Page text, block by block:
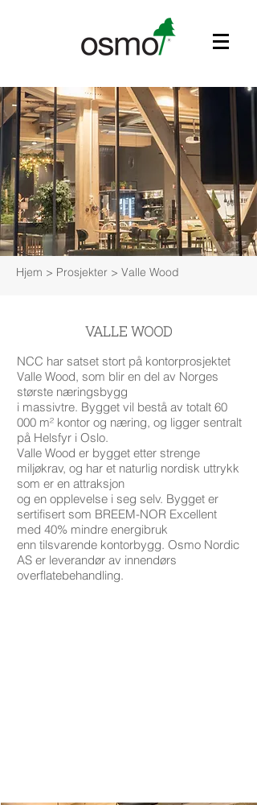
Hjem > Prosjekter > Valle Wood
VALLE WOOD
NCC har satset stort på kontorprosjektet
Valle Wood, som blir en del av Norges
største næringsbygg
i massivtre. Bygget vil bestå av totalt 60
000 m² kontor og næring, og ligger sentralt
på Helsfyr i Oslo.
Valle Wood er bygget etter strenge
miljøkrav, og har et naturlig nordisk uttrykk
som er en attraksjon
og en opplevelse i seg selv. Bygget er
sertifisert som BREEM-NOR Excellent
med 40% mindre energibruk
enn tilsvarende kontorbygg. Osmo Nordic
AS er leverandør av innendørs
overflatebehandling.